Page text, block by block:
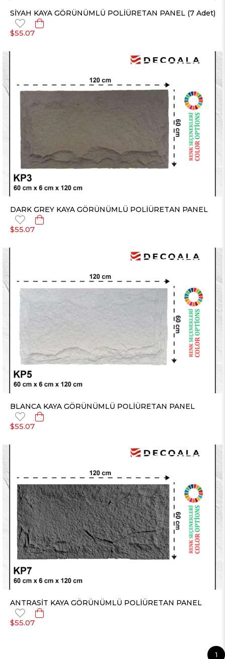
SİYAH KAYA GÖRÜNÜMLÜ POLİÜRETAN PANEL (7 Adet)
$55.07
DARK GREY KAYA GÖRÜNÜMLÜ POLİÜRETAN PANEL
$55.07
BLANCA KAYA GÖRÜNÜMLÜ POLİÜRETAN PANEL
$55.07
ANTRASİT KAYA GÖRÜNÜMLÜ POLİÜRETAN PANEL
$55.07
1